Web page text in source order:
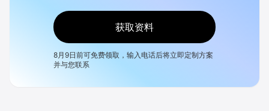
获取资料
8月9日前可免费领取，输入电话后将立即定制方案
并与您联系